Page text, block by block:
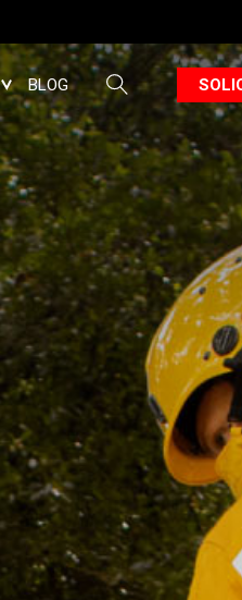
BLOG B